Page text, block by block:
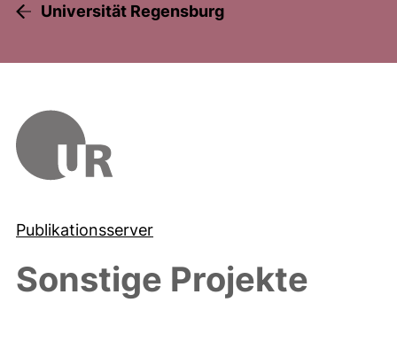
Universität Regensburg
Publikationsserver
Sonstige Projekte